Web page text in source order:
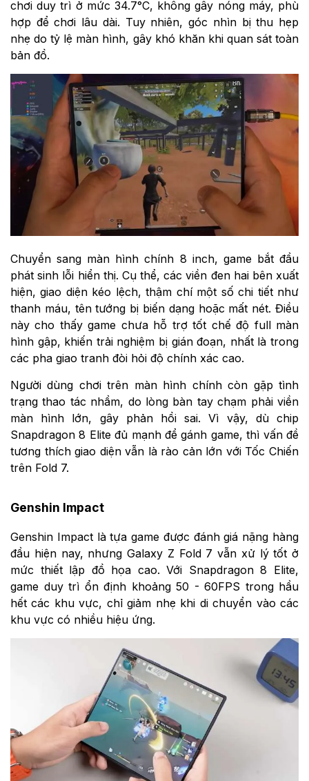
chơi duy trì ở mức 34.7°C, không gây nóng máy, phù
hợp để chơi lâu dài. Tuy nhiên, góc nhìn bị thu hẹp
nhẹ do tỷ lệ màn hình, gây khó khăn khi quan sát toàn
bản đồ.
Chuyển sang màn hình chính 8 inch, game bắt đầu
phát sinh lỗi hiển thị. Cụ thể, các viền đen hai bên xuất
hiện, giao diện kéo lệch, thậm chí một số chi tiết như
thanh máu, tên tướng bị biến dạng hoặc mất nét. Điều
này cho thấy game chưa hỗ trợ tốt chế độ full màn
hình gập, khiến trải nghiệm bị gián đoạn, nhất là trong
các pha giao tranh đòi hỏi độ chính xác cao.
Người dùng chơi trên màn hình chính còn gặp tình
trạng thao tác nhầm, do lòng bàn tay chạm phải viền
màn hình lớn, gây phản hồi sai. Vì vậy, dù chip
Snapdragon 8 Elite đủ mạnh để gánh game, thì vấn đề
tương thích giao diện vẫn là rào cản lớn với Tốc Chiến
trên Fold 7.
Genshin Impact
Genshin Impact là tựa game được đánh giá nặng hàng
đầu hiện nay, nhưng Galaxy Z Fold 7 vẫn xử lý tốt ở
mức thiết lập đồ họa cao. Với Snapdragon 8 Elite,
game duy trì ổn định khoảng 50 - 60FPS trong hầu
hết các khu vực, chỉ giảm nhẹ khi di chuyển vào các
khu vực có nhiều hiệu ứng.